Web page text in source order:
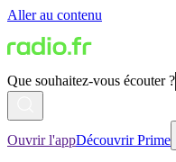
Aller au contenu
Que souhaitez-vous écouter ?
Ouvrir l'appDécouvrir Prime